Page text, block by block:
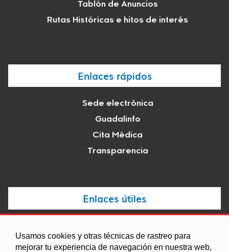
Usamos cookies y otras técnicas de rastreo para
mejorar tu experiencia de navegación en nuestra web,
Tablón de Anuncios
Rutas Históricas e hitos de interés
Enlaces rápidos
Sede electrónica
Guadalinfo
Cita Médica
Transparencia
Enlaces útiles
Agenda